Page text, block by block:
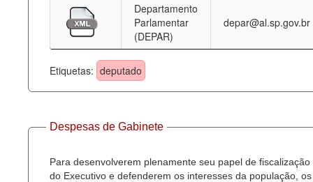
Deputados Estaduais
Administração
Legislação
Agenda
Perguntas frequentes
Departamento
Parlamentar
(DEPAR)
depar@al.sp.gov.br
Etiquetas: deputado
Despesas de Gabinete
Para desenvolverem plenamente seu papel de fiscalização
do Executivo e defenderem os interesses da população, os